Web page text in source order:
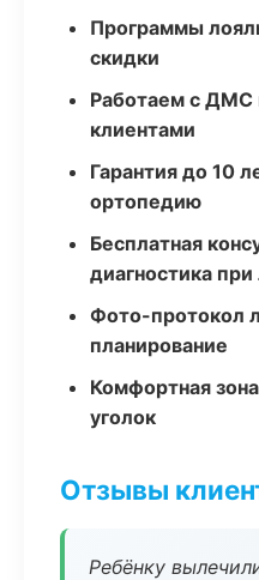
Программы
скидки
Работаем с ДМС
клиентами
Гарантия до 10
ортопедию
Бесплатная
диагностика
Фото-протокол
планирование
Комфортная
уголок
Отзывы
Ребёнку